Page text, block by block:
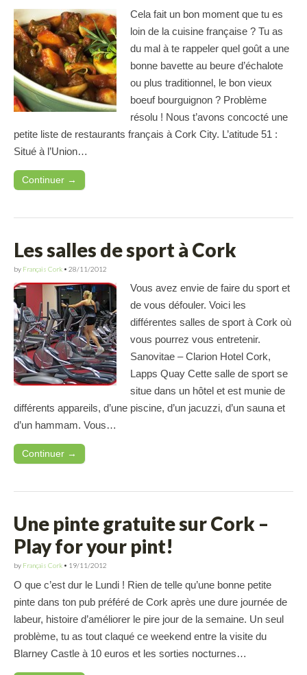
Cela fait un bon moment que tu es
loin de la cuisine française ? Tu as
du mal à te rappeler quel goût a une
bonne bavette au beure d’échalote
ou plus traditionnel, le bon vieux
boeuf bourguignon ? Problème
résolu ! Nous t’avons concocté une
petite liste de restaurants français à Cork City. L’atitude 51 :
Situé à l’Union…
Continuer →
Les salles de sport à Cork
by Français Cork • 28/11/2012
Vous avez envie de faire du sport et
de vous défouler. Voici les
différentes salles de sport à Cork où
vous pourrez vous entretenir.
Sanovitae – Clarion Hotel Cork,
Lapps Quay Cette salle de sport se
situe dans un hôtel et est munie de
différents appareils, d’une piscine, d’un jacuzzi, d’un sauna et
d’un hammam. Vous…
Continuer →
Une pinte gratuite sur Cork –
Play for your pint!
by Français Cork • 19/11/2012
O que c’est dur le Lundi ! Rien de telle qu’une bonne petite
pinte dans ton pub préféré de Cork après une dure journée de
labeur, histoire d’améliorer le pire jour de la semaine. Un seul
problème, tu as tout claqué ce weekend entre la visite du
Blarney Castle à 10 euros et les sorties nocturnes…